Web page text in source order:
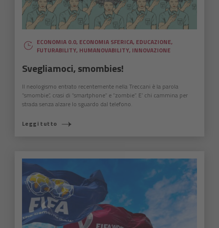
ECONOMIA 0.0, ECONOMIA SFERICA, EDUCAZIONE,
FUTURABILITY, HUMANOVABILITY, INNOVAZIONE
Svegliamoci, smombies!
Il neologismo entrato recentemente nella Treccani è la parola
“smombie”, crasi di “smartphone” e “zombie”. E’ chi cammina per
strada senza alzare lo sguardo dal telefono.
Leggi tutto